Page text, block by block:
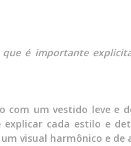
que é importante
com um vestido leve e
explicar cada estilo e
visual harmônico e de